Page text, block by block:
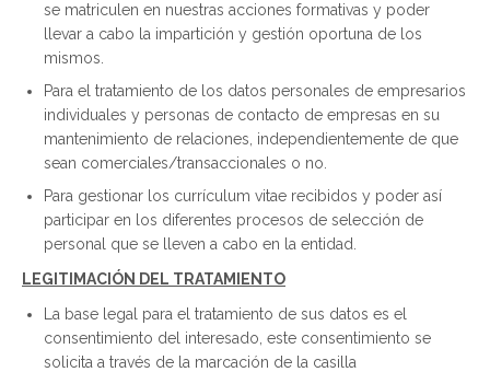
se matriculen en nuestras acciones formativas y poder
llevar a cabo la impartición y gestión oportuna de los
mismos.
Para el tratamiento de los datos personales de empresarios
individuales y personas de contacto de empresas en su
mantenimiento de relaciones, independientemente de que
sean comerciales/transaccionales o no.
Para gestionar los currículum vitae recibidos y poder así
participar en los diferentes procesos de selección de
personal que se lleven a cabo en la entidad.
LEGITIMACIÓN DEL TRATAMIENTO
La base legal para el tratamiento de sus datos es el
consentimiento del interesado, este consentimiento se
solicita a través de la marcación de la casilla